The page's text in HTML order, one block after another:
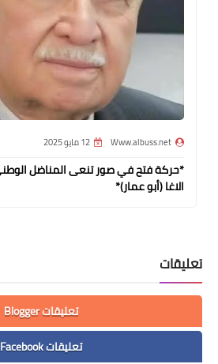
Www.albuss.net 12 مايو 2025
*حركة فتح في صور تنعى المناضل الوطني
الاغا (أبو عمار)*
تعليقات
تعليقات Blogger
تعليقات Facebook